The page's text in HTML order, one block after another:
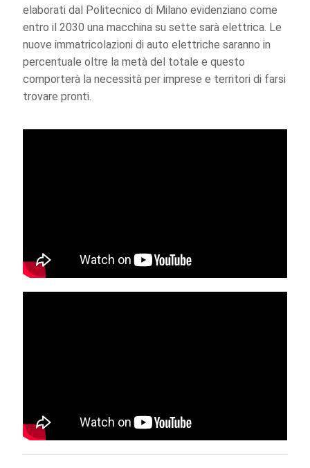
elaborati dal Politecnico di Milano evidenziano come
entro il 2030 una macchina su sette sarà elettrica. Le
nuove immatricolazioni di auto elettriche saranno in
percentuale oltre la metà del totale e questo
comporterà la necessità per imprese e territori di farsi
trovare pronti.